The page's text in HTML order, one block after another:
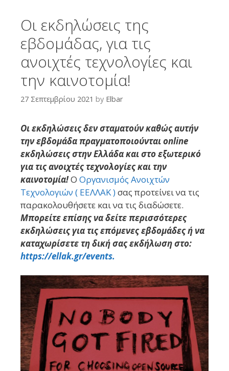
Οι εκδηλώσεις της
εβδομάδας, για τις
ανοιχτές τεχνολογίες και
την καινοτομία!
27 Σεπτεμβρίου 2021 by Elbar
Οι εκδηλώσεις δεν σταματούν καθώς αυτήν
την εβδομάδα πραγματοποιούνται online
εκδηλώσεις στην Ελλάδα και στο εξωτερικό
για τις ανοιχτές τεχνολογίες και την
καινοτομία!Ο Οργανισμός Ανοιχτών
Τεχνολογιών ( ΕΕΛΛΑΚ )σας προτείνει να τις
παρακολουθήσετε και να τις διαδώσετε.
Μπορείτε επίσης να δείτε περισσότερες
εκδηλώσεις για τις επόμενες εβδομάδες ή να
καταχωρίσετε τη δική σας εκδήλωση στο:
https://ellak.gr/events.